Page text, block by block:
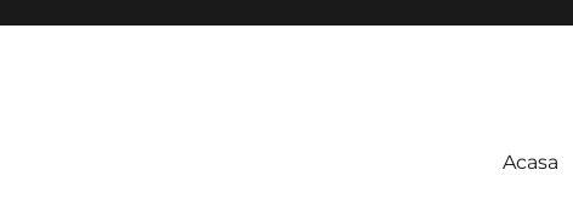
Acasa